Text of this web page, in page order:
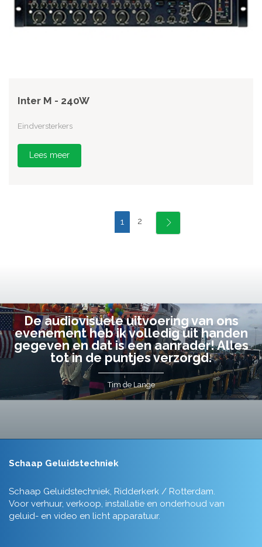
Inter M - 240W
Eindversterkers
Lees meer
1 2
De audiovisuele uitvoering van ons
evenement heb ik volledig uit handen
gegeven en dat is een aanrader! Alles
tot in de puntjes verzorgd.
Tim de Lange
Schaap Geluidstechniek
Schaap Geluidstechniek, Ridderkerk / Rotterdam.
Voor verhuur, verkoop, installatie en onderhoud van
geluid- en video en licht apparatuur.